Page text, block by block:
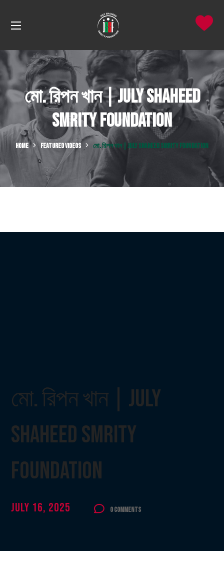
মো. রিপন খান | July Shaheed
Smrity Foundation
HOME FEATURED VIDEOS মো. রিপন খান | JULY SHAHEED SMRITY FOUNDATION
মো. রিপন খান | July
Shaheed Smrity
Foundation
July 16, 2025 0 Comments